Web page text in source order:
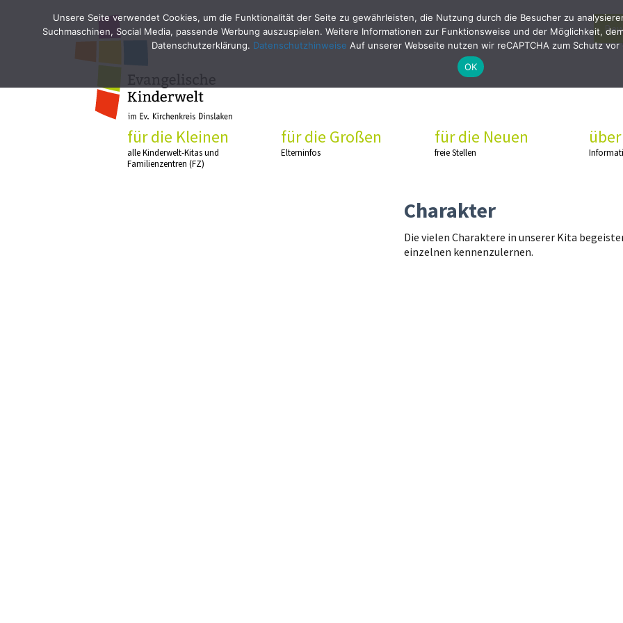
für die Kleinen
alle Kinderwelt-Kitas und
Familienzentren (FZ)
für die Großen
Elterninfos
für die Neuen
freie Stellen
Charakter
Die vielen Charaktere in unserer Kita
einzelnen kennenzulernen.
Unsere Seite verwendet Cookies, um die Funktionalität der Seite zu gewährleisten, die Nutzung durch die Besucher zu
Suchmaschinen, Social Media, passende Werbung auszuspielen. Weitere Informationen zur Funktionsweise und der Möglichkeit,
Datenschutzerklärung. Datenschutzhinweise Auf unserer Webseite nutzen wir reCAPTCHA zum Schutz
OK